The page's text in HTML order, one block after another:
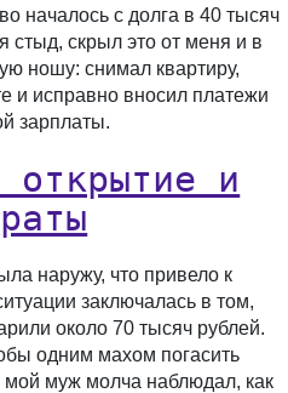
началось с долга в 40 тысяч
стыд, скрыл это от меня и в
ношу: снимал квартиру,
и исправно вносил платежи
зарплаты.
открытие и
наружу, что привело к
заключалась в том,
около 70 тысяч рублей.
одним махом погасить
мой муж молча наблюдал, как